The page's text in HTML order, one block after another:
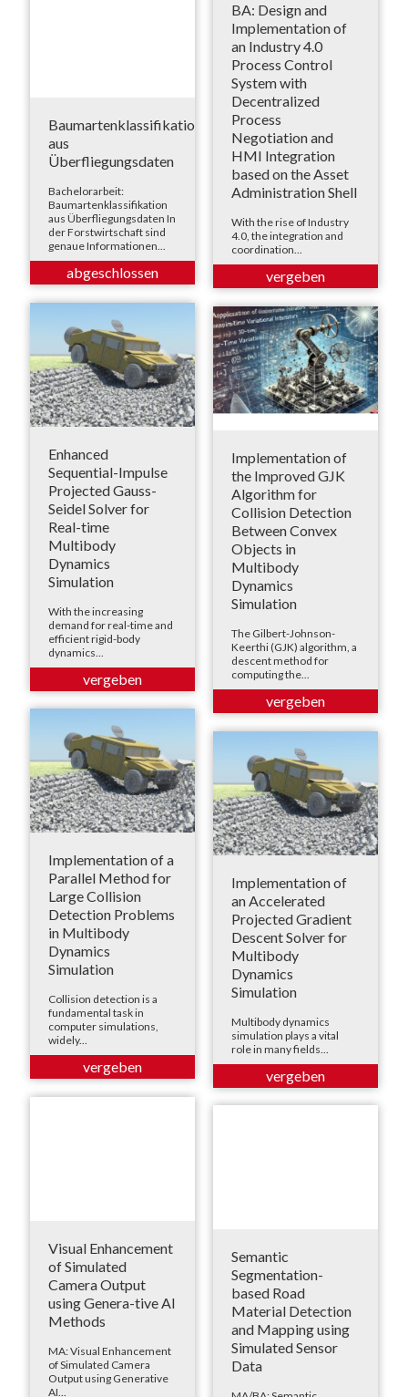
BA: Design and
Implementation of
an Industry 4.0
Process Control
System with
Decentralized
Process
Negotiation and
HMI Integration
based on the Asset
Administration Shell
With the rise of Industry
4.0, the integration and
coordination...
Baumartenklassifikation
aus
Überfliegungsdaten
Bachelorarbeit:
Baumartenklassifikation
aus Überfliegungsdaten In
der Forstwirtschaft sind
genaue Informationen...
Enhanced
Sequential-Impulse
Projected Gauss-
Seidel Solver for
Real-time
Multibody
Dynamics
Simulation
With the increasing
demand for real-time and
efficient rigid-body
dynamics...
Implementation of
the Improved GJK
Algorithm for
Collision Detection
Between Convex
Objects in
Multibody
Dynamics
Simulation
The Gilbert-Johnson-
Keerthi (GJK) algorithm, a
descent method for
computing the...
Implementation of a
Parallel Method for
Large Collision
Detection Problems
in Multibody
Dynamics
Simulation
Collision detection is a
fundamental task in
computer simulations,
widely...
Implementation of
an Accelerated
Projected Gradient
Descent Solver for
Multibody
Dynamics
Simulation
Multibody dynamics
simulation plays a vital
role in many fields...
Visual Enhancement
of Simulated
Camera Output
using Genera-tive AI
Methods
MA: Visual Enhancement
of Simulated Camera
Output using Generative
AI...
Semantic
Segmentation-
based Road
Material Detection
and Mapping using
Simulated Sensor
Data